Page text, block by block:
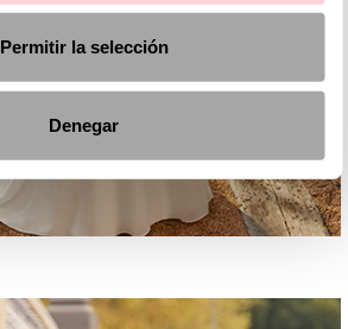
Permitir la selección
Denegar